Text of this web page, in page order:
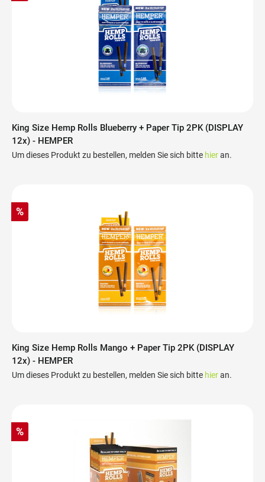
King Size Hemp Rolls Blueberry + Paper Tip 2PK (DISPLAY
12x) - HEMPER
Um dieses Produkt zu bestellen, melden Sie sich bitte hieran.
%
King Size Hemp Rolls Mango + Paper Tip 2PK (DISPLAY
12x) - HEMPER
Um dieses Produkt zu bestellen, melden Sie sich bitte hieran.
%